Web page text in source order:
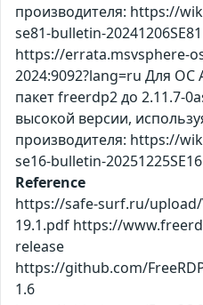
производителя: https://
se81-bulletin-
https://errata.msvsphere-
2024:9092?lang=ru Для ОС
пакет freerdp2 до 2.11.7-
высокой версии,
производителя: https://
se16-bulletin-20251225SE16
Reference
https://safe-surf.ru/upload/
19.1.pdf https://
release
https://github.com/
1.6